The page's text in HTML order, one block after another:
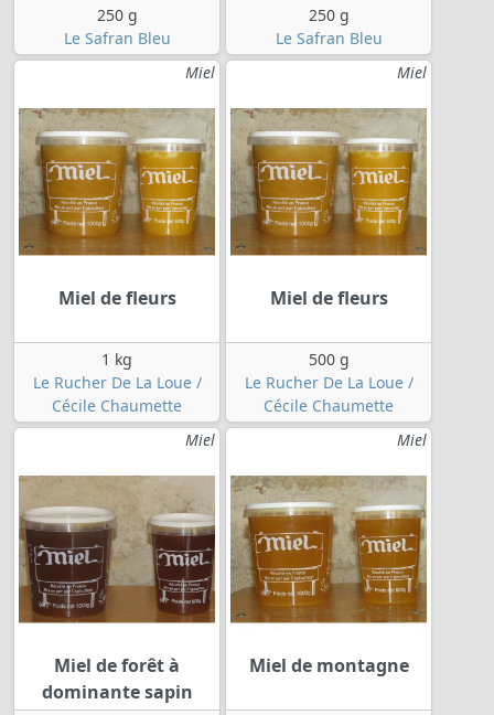
250 g
Le Safran Bleu
250 g
Le Safran Bleu
Miel
Miel de fleurs
1 kg
Le Rucher De La Loue /
Cécile Chaumette
Miel
Miel de fleurs
500 g
Le Rucher De La Loue /
Cécile Chaumette
Miel
Miel de forêt à
dominante sapin
Miel
Miel de montagne